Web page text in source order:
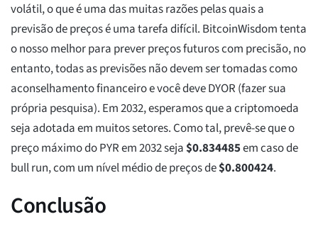
volátil, o que é uma das muitas razões pelas quais a
previsão de preços é uma tarefa difícil. BitcoinWisdom tenta
o nosso melhor para prever preços futuros com precisão, no
entanto, todas as previsões não devem ser tomadas como
aconselhamento financeiro e você deve DYOR (fazer sua
própria pesquisa). Em 2032, esperamos que a criptomoeda
seja adotada em muitos setores. Como tal, prevê-se que o
preço máximo do PYR em 2032 seja$0.834485em caso de
bull run, com um nível médio de preços de$0.800424.
Conclusão